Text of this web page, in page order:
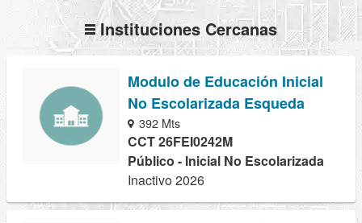
Instituciones Cercanas
Modulo de Educación Inicial
No Escolarizada Esqueda
392 Mts
CCT 26FEI0242M
Público - Inicial No Escolarizada
Inactivo 2026